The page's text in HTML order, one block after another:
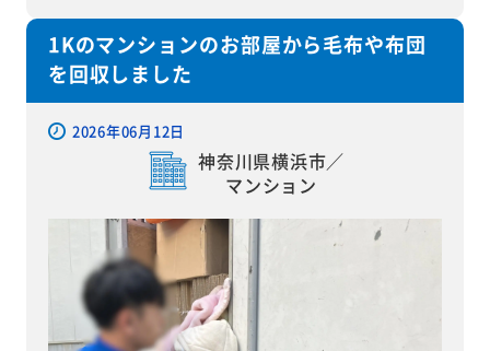
1Kのマンションのお部屋から毛布や布団
を回収しました
2026年06月12日
神奈川県横浜市／
マンション